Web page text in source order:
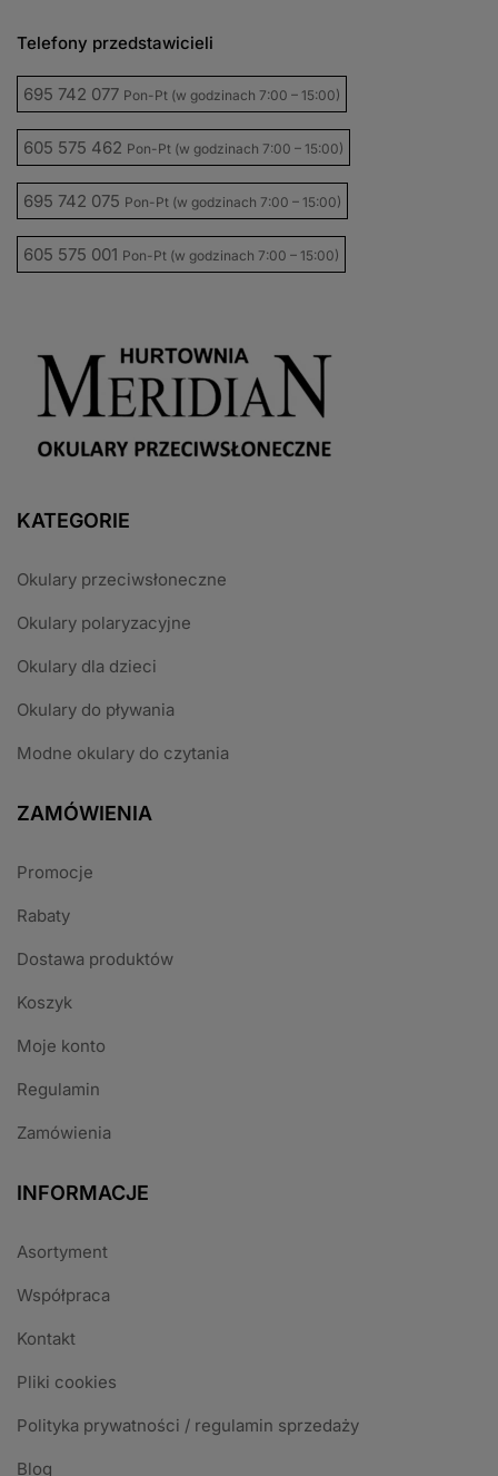
Telefony przedstawicieli
695 742 077 Pon-Pt (w godzinach 7:00 – 15:00)
605 575 462 Pon-Pt (w godzinach 7:00 – 15:00)
695 742 075 Pon-Pt (w godzinach 7:00 – 15:00)
605 575 001 Pon-Pt (w godzinach 7:00 – 15:00)
KATEGORIE
Okulary przeciwsłoneczne
Okulary polaryzacyjne
Okulary dla dzieci
Okulary do pływania
Modne okulary do czytania
ZAMÓWIENIA
Promocje
Rabaty
Dostawa produktów
Koszyk
Moje konto
Regulamin
Zamówienia
INFORMACJE
Asortyment
Współpraca
Kontakt
Pliki cookies
Polityka prywatności / regulamin sprzedaży
Blog